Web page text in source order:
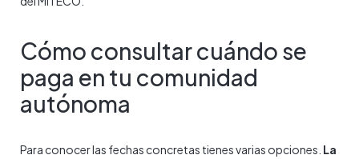
Cómo consultar cuándo se
paga en tu comunidad
autónoma
Para conocer las fechas concretas tienes varias opciones. La